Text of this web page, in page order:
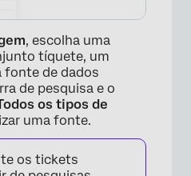
, escolha uma
tíquete, um
fonte de dados
de pesquisa e o
os tipos de
uma fonte.
os tickets